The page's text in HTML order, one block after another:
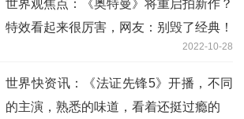
世界观焦点：《奥特曼》将重启拍新作？
特效看起来很厉害，网友：别毁了经典！
2022-10-28
世界快资讯：《法证先锋5》开播，不同
的主演，熟悉的味道，看着还挺过瘾的